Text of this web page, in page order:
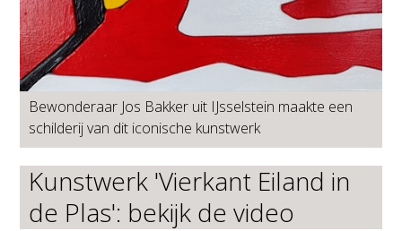
Bewonderaar Jos Bakker uit IJsselstein maakte een
schilderij van dit iconische kunstwerk
Kunstwerk 'Vierkant Eiland in
de Plas': bekijk de video